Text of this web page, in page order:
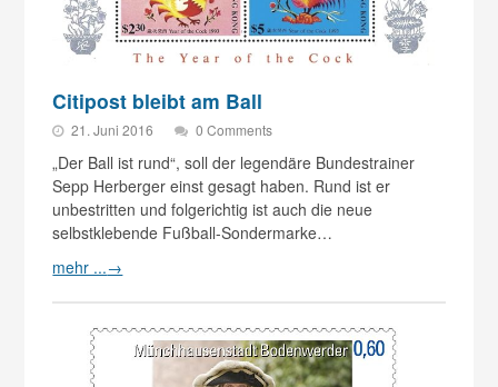
Citipost bleibt am Ball
21. Juni 2016 0 Comments
„Der Ball ist rund“, soll der legendäre Bundestrainer
Sepp Herberger einst gesagt haben. Rund ist er
unbestritten und folgerichtig ist auch die neue
selbstklebende Fußball-Sondermarke…
mehr ...→